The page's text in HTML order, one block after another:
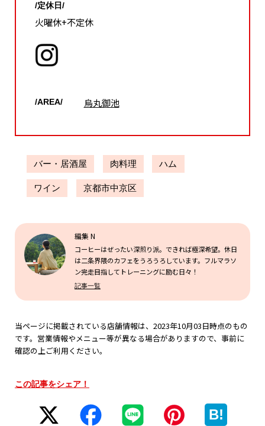
/定休日/
火曜休+不定休
/AREA/ 烏丸御池
バー・居酒屋 肉料理 ハム
ワイン 京都市中京区
編集 N
コーヒーはぜったい深煎り派。できれば極深希望。休日
は二条界隈のカフェをうろうろしています。フルマラソ
ン完走目指してトレーニングに励む日々！
記事一覧
当ページに掲載されている店舗情報は、2023年10月03日時点のもの
です。営業情報やメニュー等が異なる場合がありますので、事前に
確認の上ご利用ください。
この記事をシェア！
B!